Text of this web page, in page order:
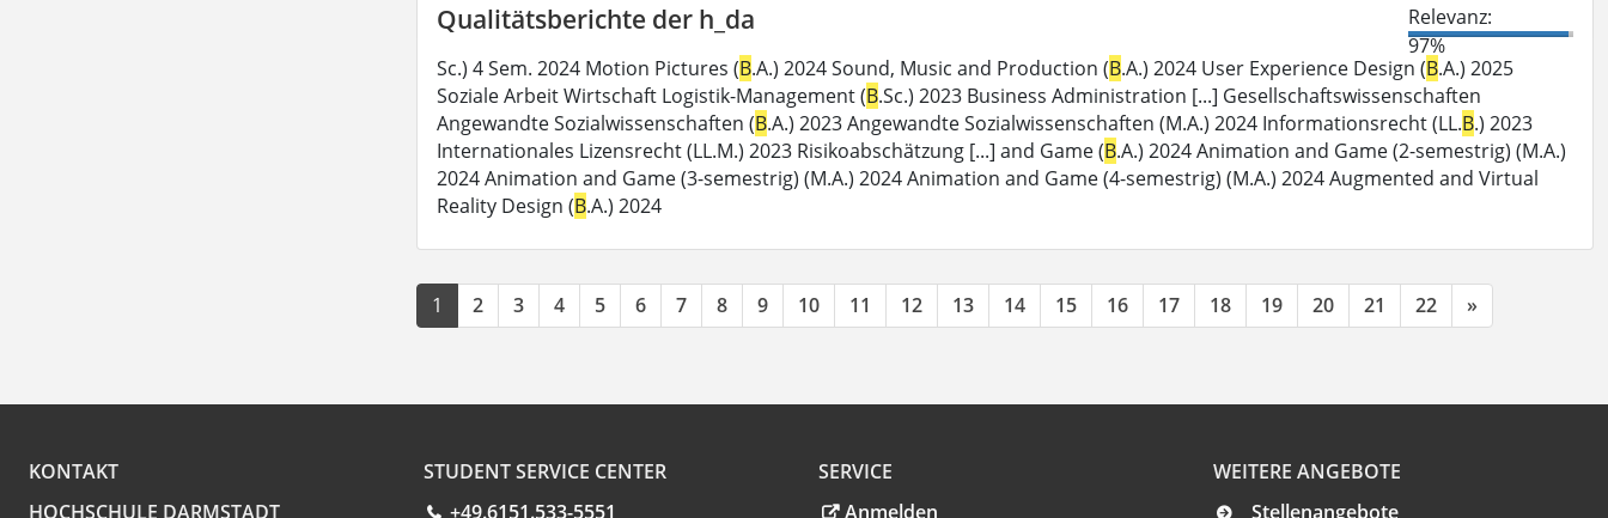
Qualitätsberichte der h_da
Relevanz:
97%
Sc.) 4 Sem. 2024 Motion Pictures (B.A.) 2024 Sound, Music and Production (B.A.) 2024 User Experience Design (B.A.) 2025
Soziale Arbeit Wirtschaft Logistik-Management (B.Sc.) 2023 Business Administration [...] Gesellschaftswissenschaften
Angewandte Sozialwissenschaften (B.A.) 2023 Angewandte Sozialwissenschaften (M.A.) 2024 Informationsrecht (LL.B.) 2023
Internationales Lizensrecht (LL.M.) 2023 Risikoabschätzung [...] and Game (B.A.) 2024 Animation and Game (2-semestrig) (M.A.)
2024 Animation and Game (3-semestrig) (M.A.) 2024 Animation and Game (4-semestrig) (M.A.) 2024 Augmented and Virtual
Reality Design (B.A.) 2024
1 2 3 4 5 6 7 8 9 10 11 12 13 14 15 16 17 18 19 20 21 22 »
KONTAKT
HOCHSCHULE DARMSTADT
STUDENT SERVICE CENTER
+49.6151.533-5551
SERVICE
Anmelden
WEITERE ANGEBOTE
Stellenangebote